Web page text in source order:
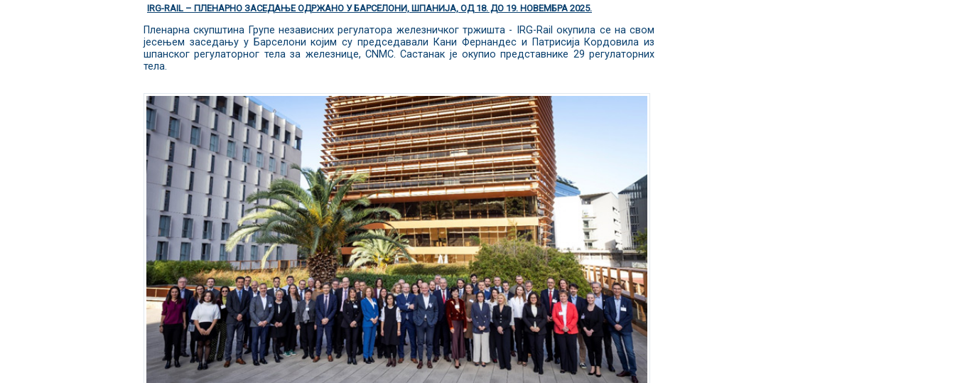
IRG-RAIL – ПЛЕНАРНО ЗАСЕДАЊЕ ОДРЖАНО У БАРСЕЛОНИ, ШПАНИЈА, ОД 18. ДО 19. НОВЕМБРА 2025.
Пленарна скупштина Групе независних регулатора железничког тржишта - IRG-Rail окупила се на свом
јесењем заседању у Барселони којим су председавали Кани Фернандес и Патрисија Кордовила из
шпанског регулаторног тела за железнице, CNMC. Састанак је окупио представнике 29 регулаторних
тела.